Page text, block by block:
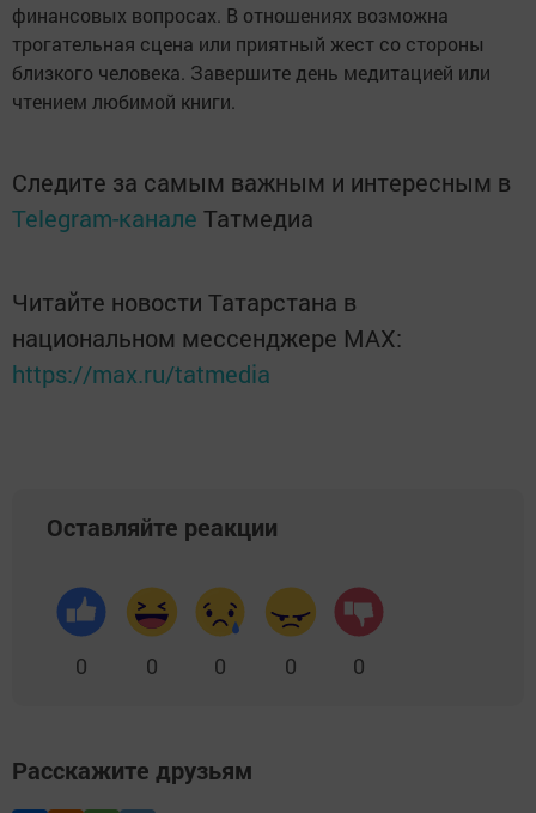
финансовых вопросах. В отношениях возможна
трогательная сцена или приятный жест со стороны
близкого человека. Завершите день медитацией или
чтением любимой книги.
Следите за самым важным и интересным в
Telegram-канале Татмедиа
Читайте новости Татарстана в
национальном мессенджере MАХ:
https://max.ru/tatmedia
Оставляйте реакции
0 0 0 0 0
Расскажите друзьям